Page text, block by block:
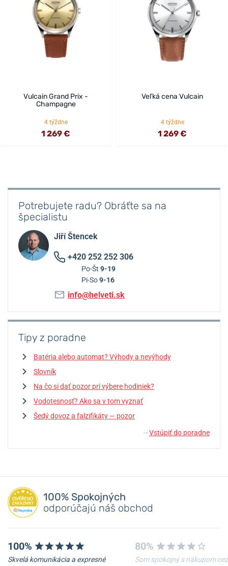
Vulcain Grand Prix -
Champagne
4 týždne
1 269 €
Veľká cena Vulcain
4 týždne
1 269 €
Potrebujete radu? Obráťte sa na
špecialistu
Jiří Štencek
+420 252 252 306
Po-Št 9-19
Pi-So9-16
info@helveti.sk
Tipy z poradne
Batéria alebo automat? Výhody a nevýhody
Slovník
Na čo si dať pozor pri výbere hodiniek?
Vodotesnosť? Ako sa v tom vyznať
Šedý dovoz a falzifikáty — pozor
↓ Vstúpiť do poradne
100% Spokojných
odporúčajú náš obchod
100%
Skvelá komunikácia a expresné
80%
Som spokojný s nákupom cez